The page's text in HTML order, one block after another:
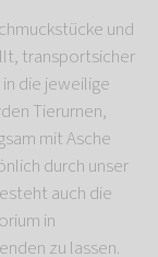
und
transportsicher
die jeweilige
Tierurnen,
mit Asche
durch unser
auch die
in
zu lassen.